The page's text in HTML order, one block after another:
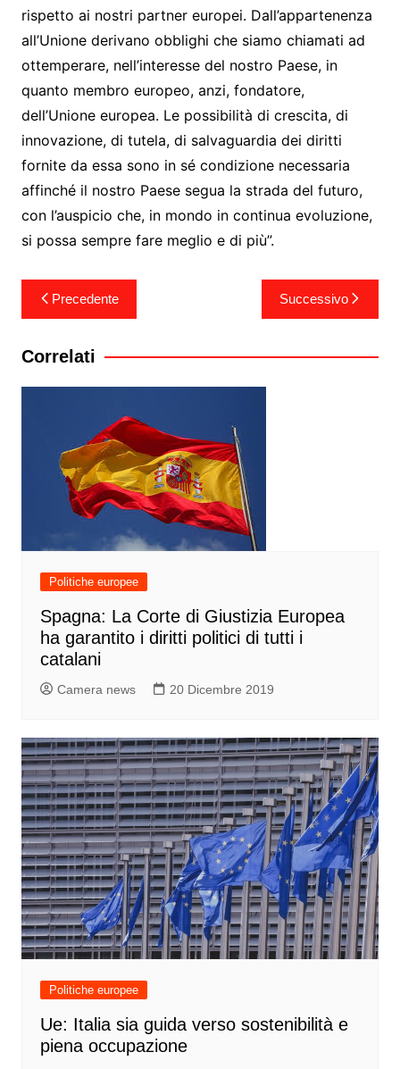
rispetto ai nostri partner europei. Dall’appartenenza
all’Unione derivano obblighi che siamo chiamati ad
ottemperare, nell’interesse del nostro Paese, in
quanto membro europeo, anzi, fondatore,
dell’Unione europea. Le possibilità di crescita, di
innovazione, di tutela, di salvaguardia dei diritti
fornite da essa sono in sé condizione necessaria
affinché il nostro Paese segua la strada del futuro,
con l’auspicio che, in mondo in continua evoluzione,
si possa sempre fare meglio e di più”.
Navigazione
articoli
Precedente Successivo
Correlati
Politiche europee
Spagna: La Corte di Giustizia Europea
ha garantito i diritti politici di tutti i
catalani
Camera news 20 Dicembre 2019
Politiche europee
Ue: Italia sia guida verso sostenibilità e
piena occupazione